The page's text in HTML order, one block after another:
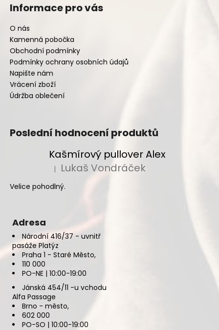
Informace pro vás
O nás
Kamenná pobočka
Obchodní podmínky
Podmínky ochrany osobních údajů
Napište nám
Vrácení zboží
Údržba oblečení
Poslední hodnocení produktů
Kašmírový pullover Alex
Hodnocení produktu je 5 z 5 hvězdiček.
| Lukaš Vondráček
Velice pohodlný.
Adresa
Národní 416/37 - uvnitř
pasáže Platýz
Praha 1 - Staré Město,
110 000
PO-NE | 10:00-19:00
Jánská 454/11 -u vchodu
Alfa Passage
Brno - město,
602 000
PO-SO | 10:00-19:00